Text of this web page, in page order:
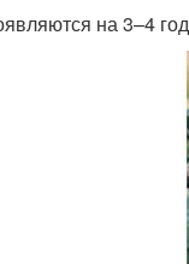
на 3–4